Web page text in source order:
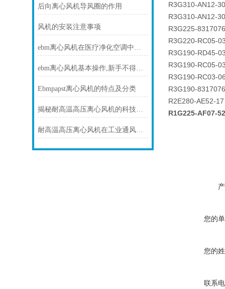
后向离心风机导风圈的作用
风机的安装注意事项
ebm离心风机在医疗净化空调中的静音与洁净优势
ebm离心风机基本操作,新手不得不看
Ebmpapst离心风机的特点及分类
揭秘耐高温高压离心风机的科技力量！
耐高温高压离心风机在工业通风方面发挥着重要作用
R3G310-AN12-
R3G310-AN12-30
R3G225-
R3G220-RC05-
R3G190-RD45-
R3G190-RC05-
R3G190-RC03-
R3G190-
R2E280-AE52-17
R1G225-AF07-
您的
您的
联系